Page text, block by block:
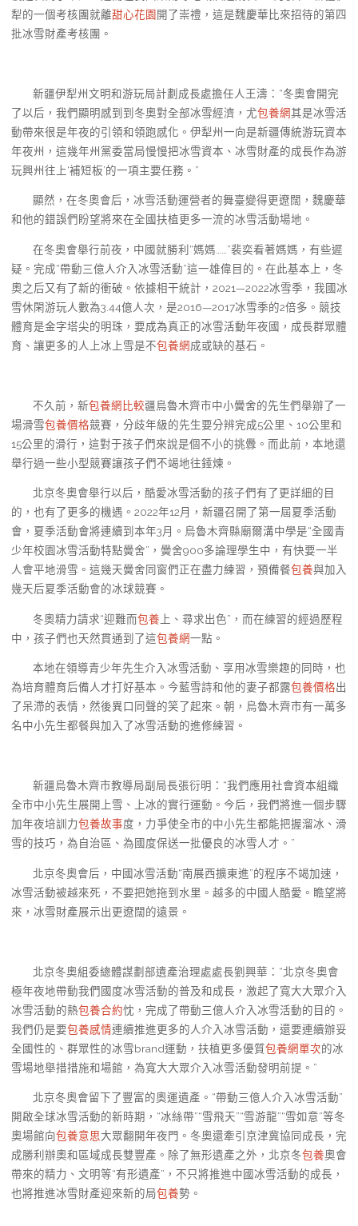
犁的一個考核團就離甜心花園開了崇禮，這是魏慶華比來招待的第四
批冰雪財產考核團。
新疆伊犁州文明和游玩局計劃成長處擔任人王濤：“冬奧會開完
了以后，我們顯明感到到冬奧對全部冰雪經濟，尤包養網其是冰雪活
動帶來很是年夜的引領和領跑感化。伊犁州一向是新疆傳統游玩資本
年夜州，這幾年州黨委當局慢慢把冰雪資本、冰雪財產的成長作為游
玩興州往上‘補短板’的一項主要任務。”
顯然，在冬奧會后，冰雪活動運營者的舞臺變得更遼闊，魏慶華
和他的錯誤們盼望將來在全國扶植更多一流的冰雪活動場地。
在冬奧會舉行前夜，中國就勝利“媽媽……”裴奕看著媽媽，有些遲
疑。完成“帶動三億人介入冰雪活動”這一雄偉目的。在此基本上，冬
奧之后又有了新的衝破。依據相干統計，2021—2022冰雪季，我國冰
雪休閑游玩人數為3.44億人次，是2016—2017冰雪季的2倍多。競技
體育是金字塔尖的明珠，要成為真正的冰雪活動年夜國，成長群眾體
育、讓更多的人上冰上雪是不包養網成或缺的基石。
不久前，新包養網比較疆烏魯木齊市中小黌舍的先生們舉辦了一
場滑雪包養價格競賽，分歧年級的先生要分辨完成5公里、10公里和
15公里的滑行，這對于孩子們來說是個不小的挑釁。而此前，本地還
舉行過一些小型競賽讓孩子們不竭地往錘煉。
北京冬奧會舉行以后，酷愛冰雪活動的孩子們有了更詳細的目
的，也有了更多的機遇。2022年12月，新疆召開了第一屆夏季活動
會，夏季活動會將連續到本年3月。烏魯木齊縣廟爾溝中學是“全國青
少年校園冰雪活動特點黌舍”，黌舍900多論理學生中，有快要一半
人會平地滑雪。這幾天黌舍同窗們正在盡力練習，預備餐包養與加入
幾天后夏季活動會的冰球競賽。
冬奧精力請求“迎難而包養 上、尋求出色”，而在練習的經過歷程
中，孩子們也天然貫通到了這包養網一點。
本地在領導青少年先生介入冰雪活動、享用冰雪樂趣的同時，也
為培育體育后備人才打好基本。今藍雪詩和他的妻子都露包養價格出
了呆滯的表情，然後異口同聲的笑了起來。朝，烏魯木齊市有一萬多
名中小先生都餐與加入了冰雪活動的進修練習。
新疆烏魯木齊市教導局副局長張衍明：“我們應用社會資本組織
全市中小先生展開上雪、上冰的實行運動。今后，我們將進一個步驟
加年夜培訓力包養故事度，力爭使全市的中小先生都能把握溜冰、滑
雪的技巧，為自治區、為國度保送一批優良的冰雪人才。”
北京冬奧會后，中國冰雪活動“南展西擴東進”的程序不竭加速，
冰雪活動被越來死，不要把她拖到水里。越多的中國人酷愛。瞻望將
來，冰雪財產展示出更遼闊的遠景。
北京冬奧組委總體謀劃部遺產治理處處長劉興華：“北京冬奧會
極年夜地帶動我們國度冰雪活動的普及和成長，激起了寬大大眾介入
冰雪活動的熱包養合約忱，完成了帶動三億人介入冰雪活動的目的。
我們仍是要包養感情連續推進更多的人介入冰雪活動，還要連續辦妥
全國性的、群眾性的冰雪brand運動，扶植更多優質包養網單次的冰
雪場地舉措措施和場館，為寬大大眾介入冰雪活動發明前提。”
北京冬奧會留下了豐富的奧運遺產。“帶動三億人介入冰雪活動”
開啟全球冰雪活動的新時期，“冰絲帶”“雪飛天”“雪游龍”“雪如意”等冬
奧場館向包養意思大眾翻開年夜門。冬奧還牽引京津冀協同成長，完
成勝利辦奧和區域成長雙豐產。除了無形遺產之外，北京冬包養奧會
帶來的精力、文明等“有形遺產”，不只將推進中國冰雪活動的成長，
也將推進冰雪財產迎來新的局包養勢。